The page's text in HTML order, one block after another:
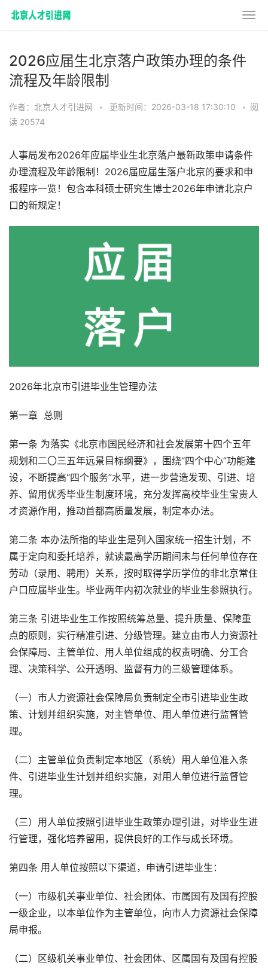
2026应届生北京落户政策办理的条件
流程及年龄限制
作者：北京人才引进网 • 更新时间：2026-03-18 17:30:10 • 阅
读 20574
人事局发布2026年应届毕业生北京落户最新政策申请条件
办理流程及年龄限制！2026届应届生落户北京的要求和申
报程序一览！包含本科硕士研究生博士2026年申请北京户
口的新规定！
2026年北京市引进毕业生管理办法
第一章 总则
第一条 为落实《北京市国民经济和社会发展第十四个五年
规划和二〇三五年远景目标纲要》，围绕“四个中心”功能建
设，不断提高“四个服务”水平，进一步营造发现、引进、培
养、留用优秀毕业生制度环境，充分发挥高校毕业生宝贵人
才资源作用，推动首都高质量发展，制定本办法。
第二条 本办法所指的毕业生是列入国家统一招生计划，不
属于定向和委托培养，就读最高学历期间未与任何单位存在
劳动（录用、聘用）关系，按时取得学历学位的非北京常住
户口应届毕业生。毕业两年内初次就业的毕业生参照执行。
第三条 引进毕业生工作按照统筹总量、提升质量、保障重
点的原则，实行精准引进、分级管理。建立由市人力资源社
会保障局、主管单位、用人单位组成的权责明确、分工合
理、决策科学、公开透明、监督有力的三级管理体系。
（一）市人力资源社会保障局负责制定全市引进毕业生政
策、计划并组织实施，对主管单位、用人单位进行监督管
理。
（二）主管单位负责制定本地区（系统）用人单位准入条
件、引进毕业生计划并组织实施，对用人单位进行监督管
理。
（三）用人单位按照引进毕业生政策办理引进，对毕业生进
行管理，强化培养留用，提供良好的工作与成长环境。
第四条 用人单位按照以下渠道，申请引进毕业生：
（一）市级机关事业单位、社会团体、市属国有及国有控股
一级企业，以本单位作为主管单位，向市人力资源社会保障
局申报。
（二）区级机关事业单位、社会团体、区属国有及国有控股